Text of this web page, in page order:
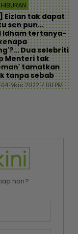
Eizlan tak dapat
sen pun...
Idham tertanya-
Dua selebriti
Menteri tak
tamatkan
tanpa sebab
Mac 2022 7:00 PM
hari?